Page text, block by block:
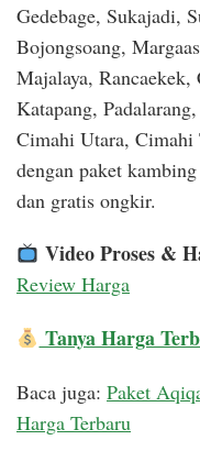
Gedebage, Sukajadi,
Bojongsoang,
Majalaya,
Katapang,
Cimahi Utara, Cimahi
dengan paket
dan gratis ongkir.
Video Proses &
Review Harga
Tanya Harga
Baca juga: Paket
Harga Terbaru